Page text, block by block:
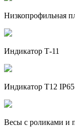
Низкопрофильная
Индикатор Т-11
Индикатор Т12
Весы с роликами и